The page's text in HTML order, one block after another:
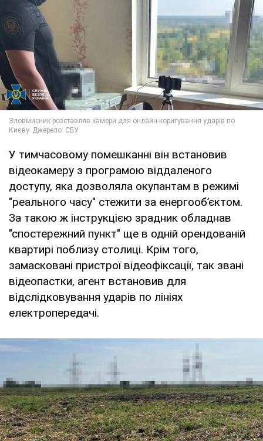
У тимчасовому помешканні він встановив
відеокамеру з програмою віддаленого
доступу, яка дозволяла окупантам в режимі
"реального часу" стежити за енергооб’єктом.
За такою ж інструкцією зрадник обладнав
"спостережний пункт" ще в одній орендованій
квартирі поблизу столиці. Крім того,
замасковані пристрої відеофіксації, так звані
відеопастки, агент встановив для
відслідковування ударів по лініях
електропередачі.